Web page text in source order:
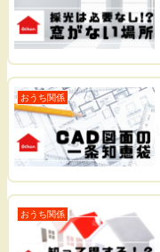
おうち関係
おうち関係